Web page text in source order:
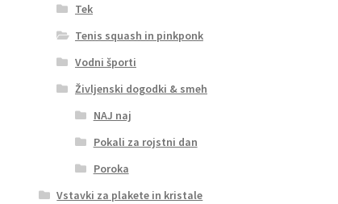
Tek
Tenis squash in pinkponk
Vodni športi
Življenski dogodki & smeh
NAJ naj
Pokali za rojstni dan
Poroka
Vstavki za plakete in kristale